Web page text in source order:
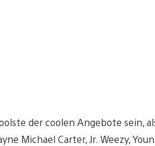
der coolen Angebote sein,
Michael Carter, Jr. Weezy,